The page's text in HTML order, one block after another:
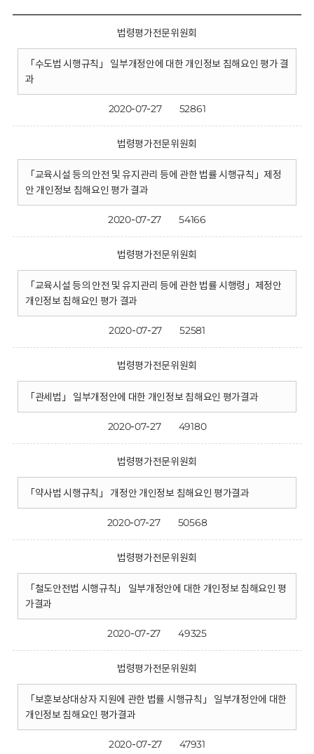
법령평가전문위원회
「수도법 시행규칙」 일부개정안에 대한 개인정보 침해요인 평가 결
과
2020-07-27 52861
법령평가전문위원회
「교육시설 등의 안전 및 유지관리 등에 관한 법률 시행규칙」제정
안 개인정보 침해요인 평가 결과
2020-07-27 54166
법령평가전문위원회
「교육시설 등의 안전 및 유지관리 등에 관한 법률 시행령」제정안
개인정보 침해요인 평가 결과
2020-07-27 52581
법령평가전문위원회
「관세법」 일부개정안에 대한 개인정보 침해요인 평가결과
2020-07-27 49180
법령평가전문위원회
「약사법 시행규칙」 개정안 개인정보 침해요인 평가결과
2020-07-27 50568
법령평가전문위원회
「철도안전법 시행규칙」 일부개정안에 대한 개인정보 침해요인 평
가결과
2020-07-27 49325
법령평가전문위원회
「보훈보상대상자 지원에 관한 법률 시행규칙」 일부개정안에 대한
개인정보 침해요인 평가결과
2020-07-27 47931